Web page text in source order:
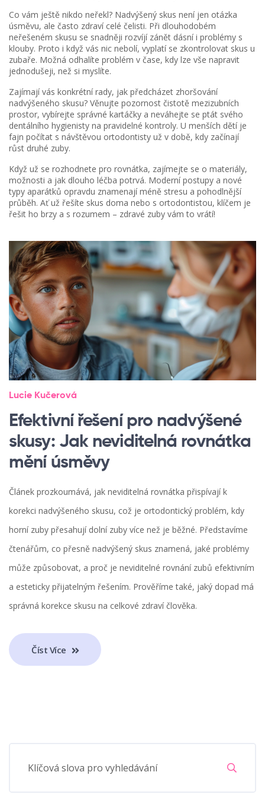
Co vám ještě nikdo neřekl? Nadvýšený skus není jen otázka
úsměvu, ale často zdraví celé čelisti. Při dlouhodobém
neřešeném skusu se snadněji rozvíjí zánět dásní i problémy s
klouby. Proto i když vás nic nebolí, vyplatí se zkontrolovat skus u
zubaře. Možná odhalíte problém v čase, kdy lze vše napravit
jednodušeji, než si myslíte.
Zajímají vás konkrétní rady, jak předcházet zhoršování
nadvýšeného skusu? Věnujte pozornost čistotě mezizubních
prostor, vybírejte správné kartáčky a neváhejte se ptát svého
dentálního hygienisty na pravidelné kontroly. U menších dětí je
fajn počítat s návštěvou ortodontisty už v době, kdy začínají
růst druhé zuby.
Když už se rozhodnete pro rovnátka, zajímejte se o materiály,
možnosti a jak dlouho léčba potrvá. Moderní postupy a nové
typy aparátků opravdu znamenají méně stresu a pohodlnější
průběh. Ať už řešíte skus doma nebo s ortodontistou, klíčem je
řešit ho brzy a s rozumem – zdravé zuby vám to vrátí!
Lucie Kučerová
Efektivní řešení pro nadvýšené
skusy: Jak neviditelná rovnátka
mění úsměvy
Článek prozkoumává, jak neviditelná rovnátka přispívají k
korekci nadvýšeného skusu, což je ortodontický problém, kdy
horní zuby přesahují dolní zuby více než je běžné. Představíme
čtenářům, co přesně nadvýšený skus znamená, jaké problémy
může způsobovat, a proč je neviditelné rovnání zubů efektivním
a esteticky přijatelným řešením. Prověříme také, jaký dopad má
správná korekce skusu na celkové zdraví člověka.
Číst Více